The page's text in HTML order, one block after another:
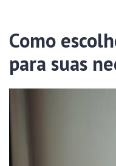
Como
para suas